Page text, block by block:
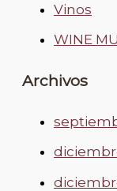
Vinos
WINE
Archivos